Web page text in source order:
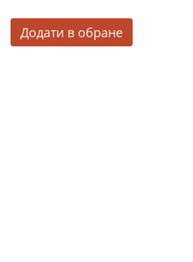
Додати в обране